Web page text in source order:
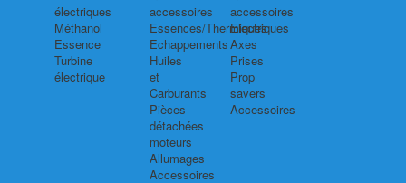
électriques
Méthanol
Essence
Turbine
électrique
accessoires
Essences/Thermiques
Echappements
Huiles
et
Carburants
Pièces
détachées
moteurs
Allumages
Accessoires
accessoires
Electriques
Axes
Prises
Prop
savers
Accessoires